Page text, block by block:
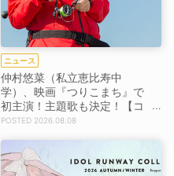
ニュース
仲村悠菜（私立恵比寿中
学）、映画『つりこまち』で
初主演！主題歌も決定！【コ
メントあり】
2026.08.08